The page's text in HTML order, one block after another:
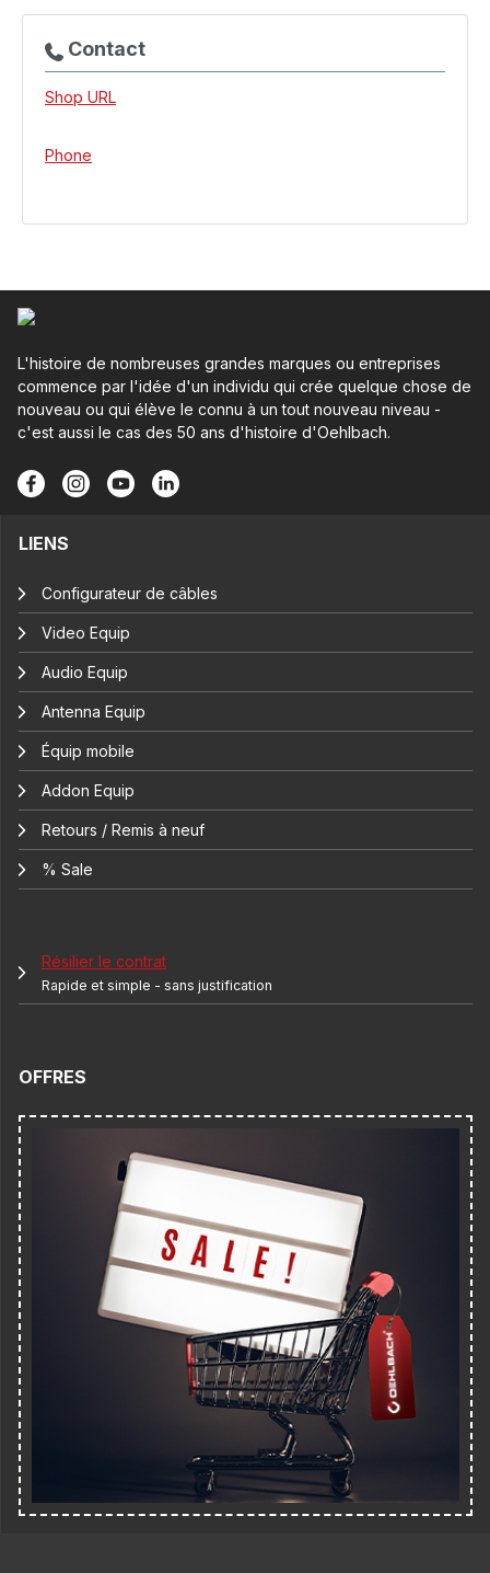
Contact
Shop URL
Phone
L'histoire de nombreuses grandes marques ou entreprises
commence par l'idée d'un individu qui crée quelque chose de
nouveau ou qui élève le connu à un tout nouveau niveau -
c'est aussi le cas des 50 ans d'histoire d'Oehlbach.
LIENS
Configurateur de câbles
Video Equip
Audio Equip
Antenna Equip
Équip mobile
Addon Equip
Retours / Remis à neuf
% Sale
Résilier le contrat
Rapide et simple - sans justification
OFFRES